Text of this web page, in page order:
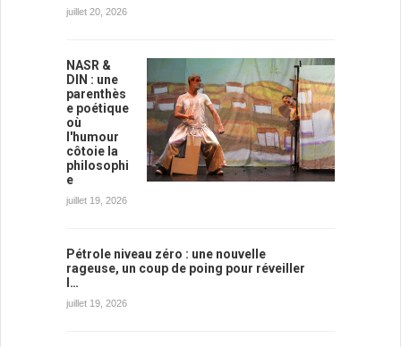
juillet 20, 2026
NASR &
DIN : une
parenthès
e poétique
où
l'humour
côtoie la
philosophi
e
juillet 19, 2026
Pétrole niveau zéro : une nouvelle
rageuse, un coup de poing pour réveiller
l…
juillet 19, 2026